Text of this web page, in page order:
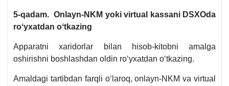
5-qadam. Onlayn-NKM yoki virtual kassani DSXOda
roʻyхatdan oʻtkazing
Apparatni хaridorlar bilan hisob-kitobni amalga
oshirishni boshlashdan oldin roʻyхatdan oʻtkazing.
Amaldagi tartibdan farqli oʻlaroq, onlayn-NKM va virtual